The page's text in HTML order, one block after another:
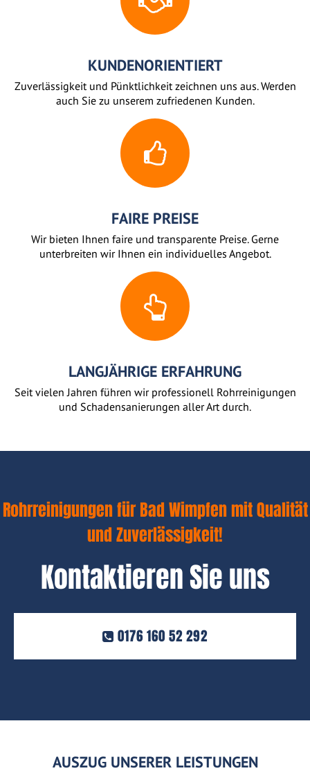
KUNDENORIENTIERT
Zuverlässigkeit und Pünktlichkeit zeichnen uns aus. Werden
auch Sie zu unserem zufriedenen Kunden.
FAIRE PREISE
Wir bieten Ihnen faire und transparente Preise. Gerne
unterbreiten wir Ihnen ein individuelles Angebot.
LANGJÄHRIGE ERFAHRUNG
Seit vielen Jahren führen wir professionell Rohrreinigungen
und Schadensanierungen aller Art durch.
Rohrreinigungen für Bad Wimpfen mit Qualität
und Zuverlässigkeit!
Kontaktieren Sie uns
0176 160 52 292
AUSZUG UNSERER LEISTUNGEN